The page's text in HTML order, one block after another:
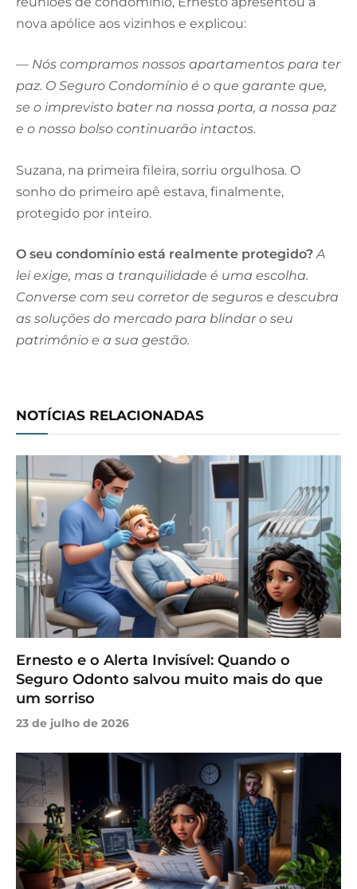
nova apólice aos vizinhos e explicou:
— Nós compramos nossos apartamentos para ter
paz. O Seguro Condomínio é o que garante que,
se o imprevisto bater na nossa porta, a nossa paz
e o nosso bolso continuarão intactos.
Suzana, na primeira fileira, sorriu orgulhosa. O
sonho do primeiro apê estava, finalmente,
protegido por inteiro.
O seu condomínio está realmente protegido? A
lei exige, mas a tranquilidade é uma escolha.
Converse com seu corretor de seguros e descubra
as soluções do mercado para blindar o seu
patrimônio e a sua gestão.
NOTÍCIAS RELACIONADAS
Ernesto e o Alerta Invisível: Quando o
Seguro Odonto salvou muito mais do que
um sorriso
23 de julho de 2026